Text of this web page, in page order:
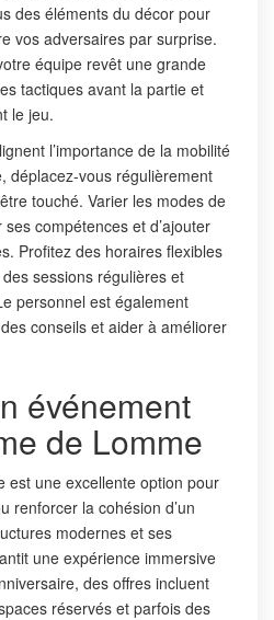
des éléments du décor pour
vos adversaires par surprise.
équipe revêt une grande
tactiques avant la partie et
le jeu.
l’importance de la mobilité
déplacez-vous régulièrement
touché. Varier les modes de
compétences et d’ajouter
Profitez des horaires flexibles
sessions régulières et
personnel est également
conseils et aider à améliorer
événement
de Lomme
est une excellente option pour
renforcer la cohésion d’un
modernes et ses
une expérience immersive
des offres incluent
réservés et parfois des